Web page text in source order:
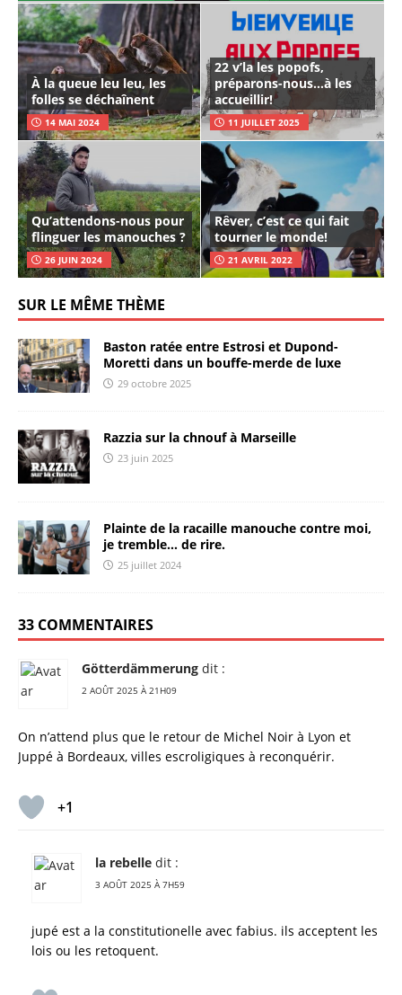
À la queue leu leu, les
folles se déchaînent
14 MAI 2024
22 v’la les popofs,
préparons-nous…à les
accueillir!
11 JUILLET 2025
Qu’attendons-nous pour
flinguer les manouches ?
26 JUIN 2024
Rêver, c’est ce qui fait
tourner le monde!
21 AVRIL 2022
SUR LE MÊME THÈME
Baston ratée entre Estrosi et Dupond-
Moretti dans un bouffe-merde de luxe
29 octobre 2025
Razzia sur la chnouf à Marseille
23 juin 2025
Plainte de la racaille manouche contre moi,
je tremble… de rire.
25 juillet 2024
33 COMMENTAIRES
Götterdämmerung dit :
2 AOÛT 2025 À 21H09
On n’attend plus que le retour de Michel Noir à Lyon et
Juppé à Bordeaux, villes escroligiques à reconquérir.
+1
la rebelle dit :
3 AOÛT 2025 À 7H59
jupé est a la constitutionelle avec fabius. ils acceptent les
lois ou les retoquent.